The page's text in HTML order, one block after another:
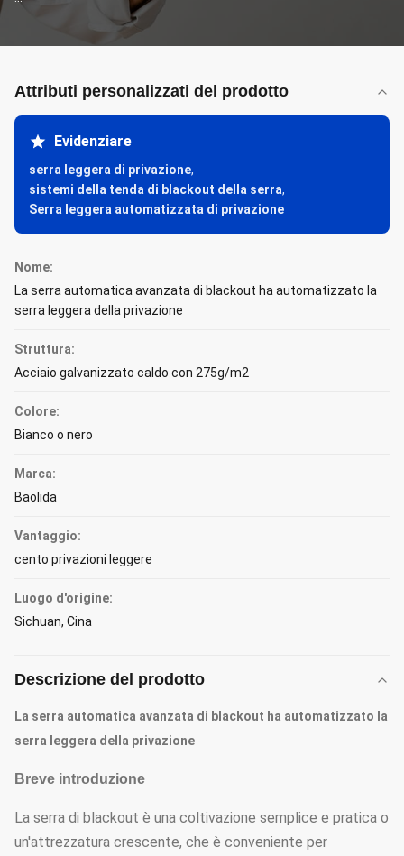
Attributi personalizzati del prodotto
Evidenziare
serra leggera di privazione,
sistemi della tenda di blackout della serra,
Serra leggera automatizzata di privazione
Nome:
La serra automatica avanzata di blackout ha automatizzato la
serra leggera della privazione
Struttura:
Acciaio galvanizzato caldo con 275g/m2
Colore:
Bianco o nero
Marca:
Baolida
Vantaggio:
cento privazioni leggere
Luogo d'origine:
Sichuan, Cina
Descrizione del prodotto
La serra automatica avanzata di blackout ha automatizzato la
serra leggera della privazione
Breve introduzione
La serra di blackout è una coltivazione semplice e pratica o
un'attrezzatura crescente, che è conveniente per